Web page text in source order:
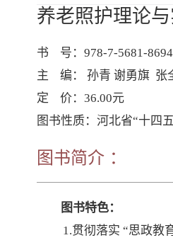
养老照护理论
书    号：978-7-5681-
主    编： 孙青 谢勇旗  张
定    价：36.00元
图书性质：河北省“十四
图书简介 ：
图书特色：
1 .贯彻落实 “思政教